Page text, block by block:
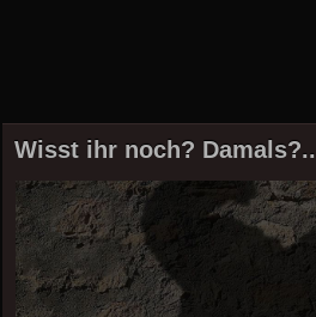
Wisst ihr noch? Damals?..